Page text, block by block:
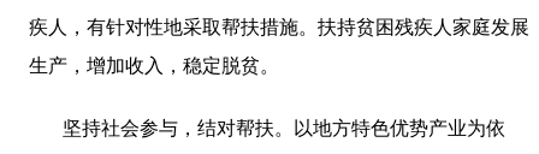
疾人，有针对性地采取帮扶措施。扶持贫困残疾人家庭发展
生产，增加收入，稳定脱贫。
坚持社会参与，结对帮扶。以地方特色优势产业为依